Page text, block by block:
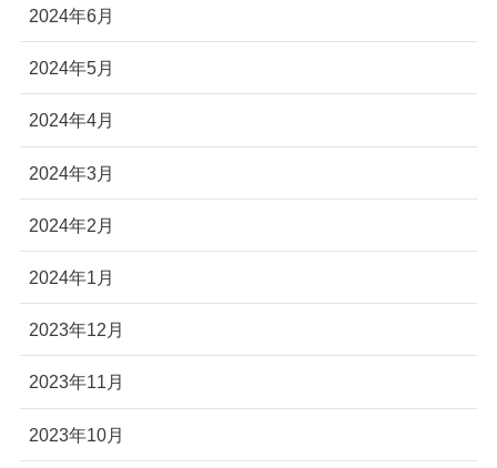
2024年6月
2024年5月
2024年4月
2024年3月
2024年2月
2024年1月
2023年12月
2023年11月
2023年10月